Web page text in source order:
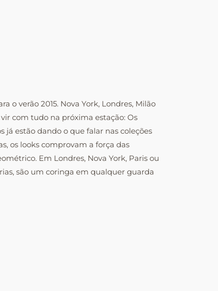
o verão 2015. Nova York, Londres, Milão
com tudo na próxima estação: Os
já estão dando o que falar nas coleções
os looks comprovam a força das
Em Londres, Nova York, Paris ou
são um coringa em qualquer guarda